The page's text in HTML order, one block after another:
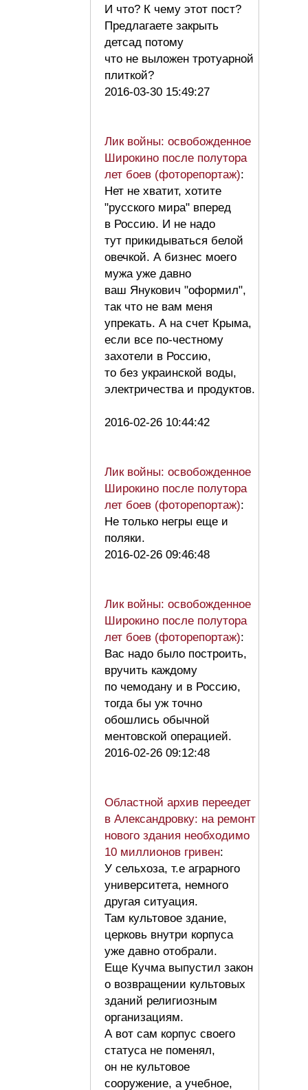
И что? К чему этот пост?
Предлагаете закрыть
детсад потому
что не выложен тротуарной
плиткой?
2016-03-30 15:49:27
Лик войны: освобожденное
Широкино после полутора
лет боев (фоторепортаж):
Нет не хватит, хотите
"русского мира" вперед
в Россию. И не надо
тут прикидываться белой
овечкой. А бизнес моего
мужа уже давно
ваш Янукович "оформил",
так что не вам меня
упрекать. А на счет Крыма,
если все по-честному
захотели в Россию,
то без украинской воды,
электричества и продуктов.
2016-02-26 10:44:42
Лик войны: освобожденное
Широкино после полутора
лет боев (фоторепортаж):
Не только негры еще и
поляки.
2016-02-26 09:46:48
Лик войны: освобожденное
Широкино после полутора
лет боев (фоторепортаж):
Вас надо было построить,
вручить каждому
по чемодану и в Россию,
тогда бы уж точно
обошлись обычной
ментовской операцией.
2016-02-26 09:12:48
Областной архив переедет
в Александровку: на ремонт
нового здания необходимо
10 миллионов гривен:
У сельхоза, т.е аграрного
университета, немного
другая ситуация.
Там культовое здание,
церковь внутри корпуса
уже давно отобрали.
Еще Кучма выпустил закон
о возвращении культовых
зданий религиозным
организациям.
А вот сам корпус своего
статуса не поменял,
он не культовое
сооружение, а учебное,